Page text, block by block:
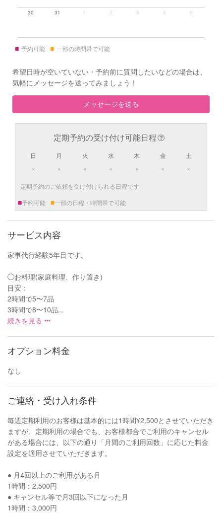
30 31 1 2 3 4 5
■ 予約可能 ■ 一部の時間帯で可能
希望日時が空いていない・予約前に質問したいなどの場合は、
気軽にメッセージを送ってみましょう！
メッセージを送る
定期予約の受け付け可能日程
日
×
月
×
火
×
水
×
木
×
金
×
土
×
定期予約のご依頼を受け付けられる日程です
■予約可能 ■一部の日程・時間帯で可能
サービス内容
家事代行経験5年目です。
◯お料理(家庭料理、作り置き)
目安：
2時間で5〜7品
3時間で8〜10品...
続きを見る
オプション料金
なし
ご連絡・受け入れ条件
毎週定期利用のお客様は基本的には1時間¥2,500とさせていただき
ますが、定期利用の場合でも、お客様都合でご利用のキャンセル
がある場合には、以下の通り「月間のご利用回数」に応じた料金
設定を適用させていただきます。
● 月4回以上のご利用がある月
1時間：2,500円
● キャンセル等で月3回以下になった月
1時間：3,000円